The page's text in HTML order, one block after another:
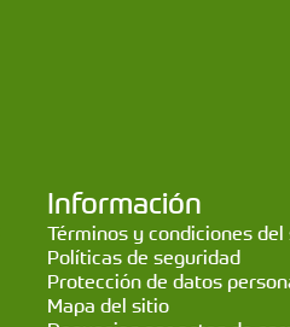
Información
Términos y condiciones
Políticas de seguridad
Protección de datos
Mapa del sitio